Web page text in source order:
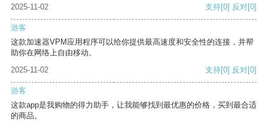
2025-11-02
支持[0] 反对[0]
游客
这款加速器VPM应用程序可以给你提供最高速度和安全性的连接，并帮
助你在网络上自由移动。
2025-11-02
支持[0] 反对[0]
游客
这款app是我购物的得力助手，让我能够找到最优惠的价格，买到最合适
的商品。